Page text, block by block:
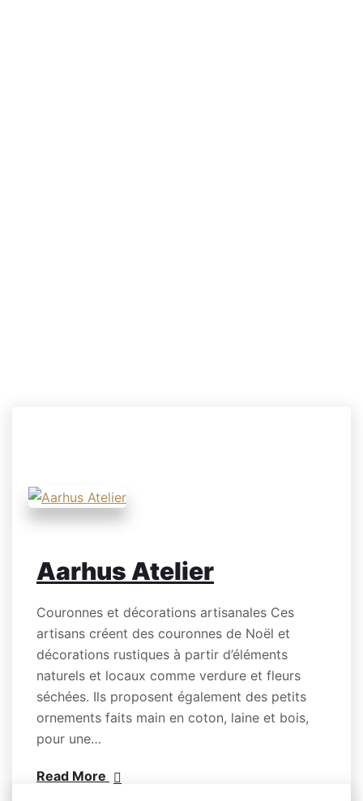
Aarhus Atelier
Couronnes et décorations artisanales Ces
artisans créent des couronnes de Noël et
décorations rustiques à partir d’éléments
naturels et locaux comme verdure et fleurs
séchées. Ils proposent également des petits
ornements faits main en coton, laine et bois,
pour une…
Read More